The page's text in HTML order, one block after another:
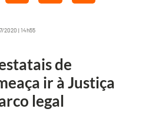
2020 | 14h55
de
ir à Justiça
legal